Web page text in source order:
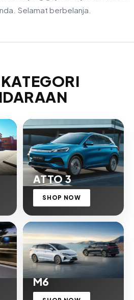
Selamat berbelanja.
ATTO 3
SHOP NOW
M6